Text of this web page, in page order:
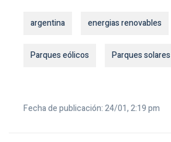
argentina energias renovables
Parques eólicos Parques solares
Fecha de publicación: 24/01, 2:19 pm